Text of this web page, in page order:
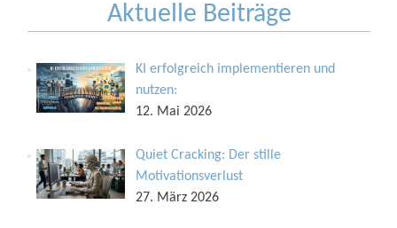
Aktuelle Beiträge
KI erfolgreich implementieren und
nutzen:
12. Mai 2026
Quiet Cracking: Der stille
Motivationsverlust
27. März 2026